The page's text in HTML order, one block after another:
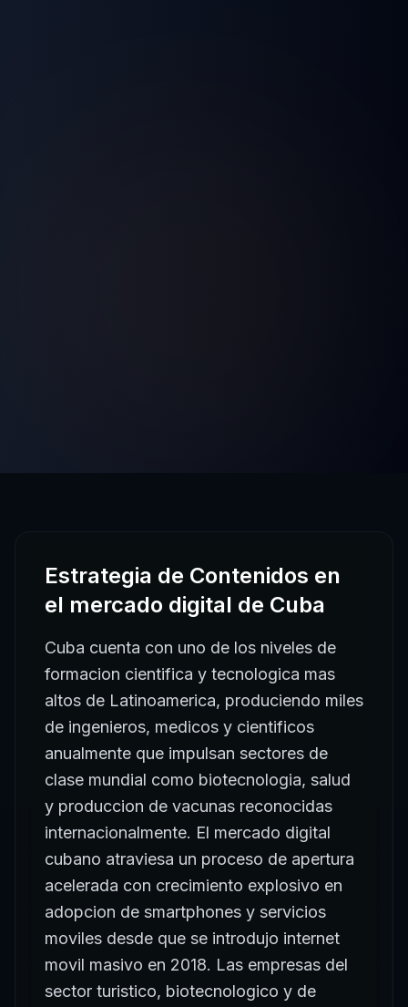
Estrategia de Contenidos en
el mercado digital de Cuba
Cuba cuenta con uno de los niveles de
formacion cientifica y tecnologica mas
altos de Latinoamerica, produciendo miles
de ingenieros, medicos y cientificos
anualmente que impulsan sectores de
clase mundial como biotecnologia, salud
y produccion de vacunas reconocidas
internacionalmente. El mercado digital
cubano atraviesa un proceso de apertura
acelerada con crecimiento explosivo en
adopcion de smartphones y servicios
moviles desde que se introdujo internet
movil masivo en 2018. Las empresas del
sector turistico, biotecnologico y de